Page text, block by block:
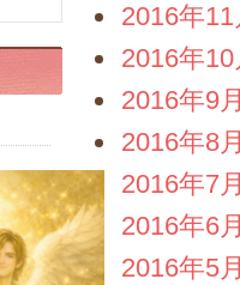
2016年11
2016年10
2016年9
2016年8
2016年7
2016年6
2016年5